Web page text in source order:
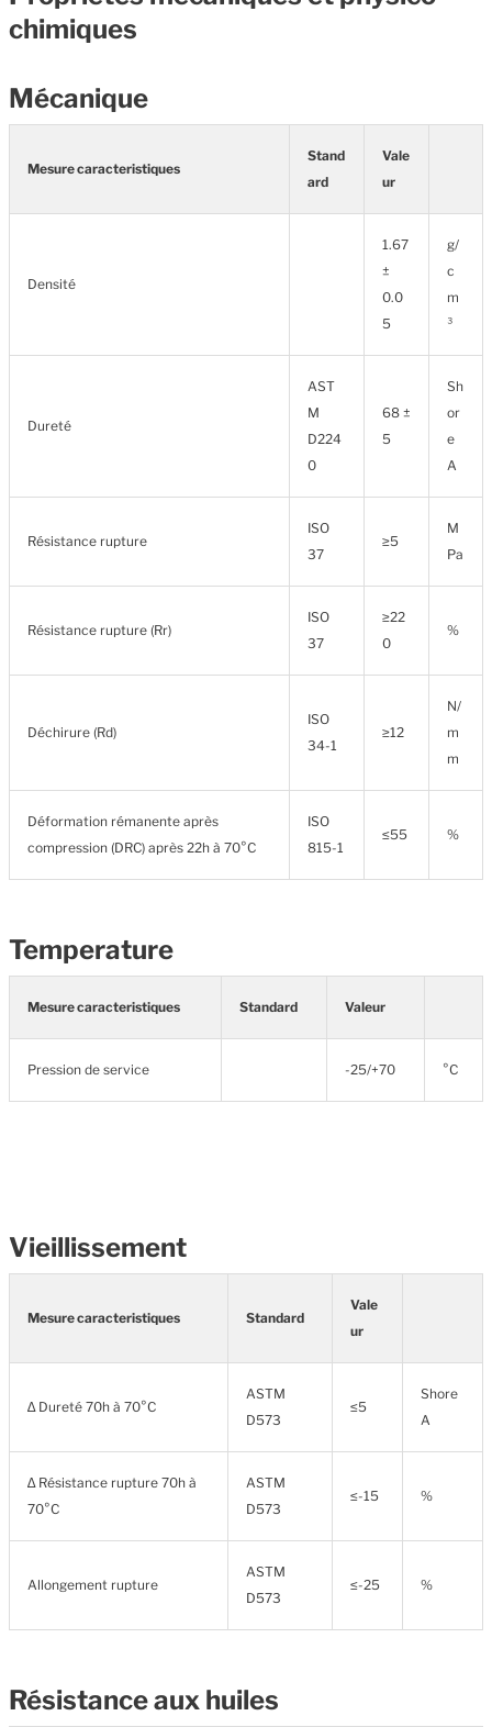
chimiques
Mécanique
Mesure caracteristiques
Stand
ard
Vale
ur
Densité
1.67
±
0.0
5
g/
c
m
³
Dureté
AST
M
D224
0
68 ±
5
Sh
or
e
A
Résistance rupture
ISO
37
≥5
M
Pa
Résistance rupture (Rr)
ISO
37
≥22
0
%
Déchirure (Rd)
ISO
34-1
≥12
N/
m
m
Déformation rémanente après
compression (DRC) après 22h à 70°C
ISO
815-1
≤55 %
Temperature
Mesure caracteristiques Standard Valeur
Pression de service -25/+70 °C
Vieillissement
Mesure caracteristiques Standard
Vale
ur
∆ Dureté 70h à 70°C
ASTM
D573
≤5
Shore
A
∆ Résistance rupture 70h à
70°C
ASTM
D573
≤-15 %
Allongement rupture
ASTM
D573
≤-25 %
Résistance aux huiles